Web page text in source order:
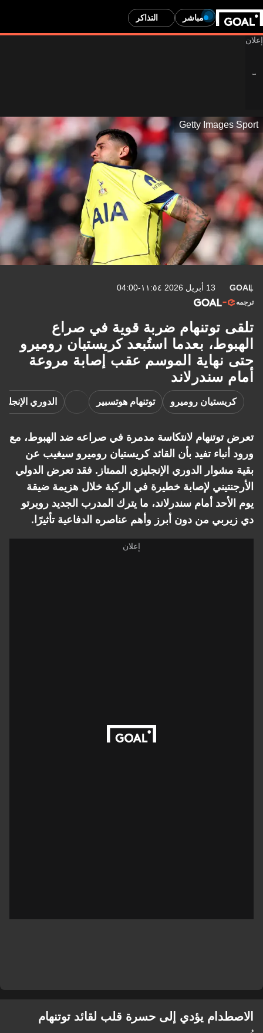
مباشر التذاكر
Getty Images Sport
GOAL 13 أبريل 2026 ١١:٥٤-04:00
ترجمه
تلقى توتنهام ضربة قوية في صراع
الهبوط، بعدما استُبعد كريستيان روميرو
حتى نهاية الموسم عقب إصابة مروعة
أمام سندرلاند
كريستيان روميرو توتنهام هوتسبير الدوري
تعرض توتنهام لانتكاسة مدمرة في صراعه ضد الهبوط، مع
ورود أنباء تفيد بأن القائد كريستيان روميرو سيغيب عن
بقية مشوار الدوري الإنجليزي الممتاز. فقد تعرض الدولي
الأرجنتيني لإصابة خطيرة في الركبة خلال هزيمة ضيقة
يوم الأحد أمام سندرلاند، ما يترك المدرب الجديد روبرتو
دي زيربي من دون أبرز وأهم عناصره الدفاعية تأثيرًا.
الاصطدام يؤدي إلى حسرة قلب لقائد توتنهام